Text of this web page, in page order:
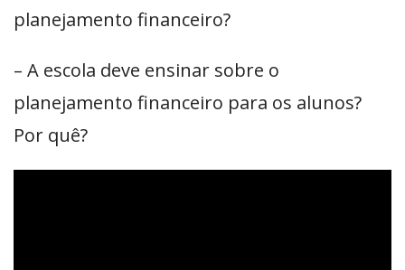
planejamento financeiro?
– A escola deve ensinar sobre o
planejamento financeiro para os alunos?
Por quê?